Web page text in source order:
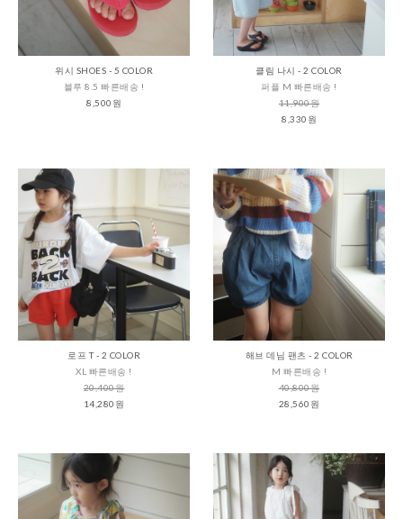
위시 SHOES - 5 COLOR
블루 8.5 빠른배송 !
8,500원
클림 나시 - 2 COLOR
퍼플 M 빠른배송 !
11,900원
8,330원
로프 T - 2 COLOR
XL 빠른배송 !
20,400원
14,280원
해브 데님 팬츠 - 2 COLOR
M 빠른배송 !
40,800원
28,560원